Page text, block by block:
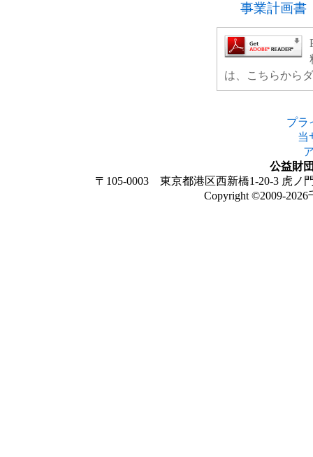
事業計画書
は、こちらから
プラ
当
公益財
〒105-0003 東京都港区西新橋1-20-3 虎ノ
Copyright ©2009-2026